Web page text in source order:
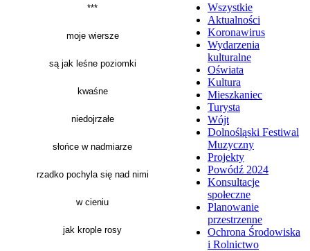
***
moje wiersze
są jak leśne poziomki
kwaśne
niedojrzałe
słońce w nadmiarze
rzadko pochyla się nad nimi
w cieniu
jak krople rosy
Wszystkie
Aktualności
Koronawirus
Wydarzenia
kulturalne
Oświata
Kultura
Mieszkaniec
Turysta
Wójt
Dolnośląski Festiwal
Muzyczny
Projekty
Powódź 2024
Konsultacje
społeczne
Planowanie
przestrzenne
Ochrona Środowiska
i Rolnictwo